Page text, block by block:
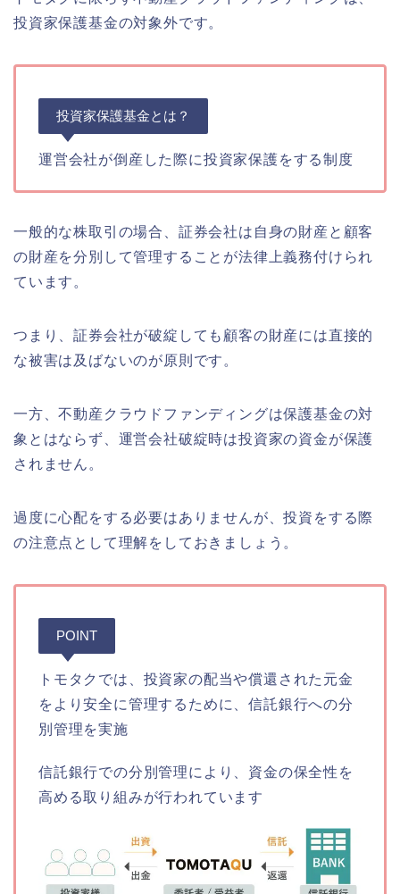
投資家保護基金の対象外です。
投資家保護基金とは？
運営会社が倒産した際に投資家保護をする制度
一般的な株取引の場合、証券会社は自身の財産と顧客
の財産を分別して管理することが法律上義務付けられ
ています。
つまり、証券会社が破綻しても顧客の財産には直接的
な被害は及ばないのが原則です。
一方、不動産クラウドファンディングは保護基金の対
象とはならず、運営会社破綻時は投資家の資金が保護
されません。
過度に心配をする必要はありませんが、投資をする際
の注意点として理解をしておきましょう。
POINT
トモタクでは、投資家の配当や償還された元金
をより安全に管理するために、信託銀行への分
別管理を実施
信託銀行での分別管理により、資金の保全性を
高める取り組みが行われています